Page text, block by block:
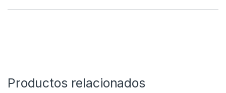
Productos relacionados